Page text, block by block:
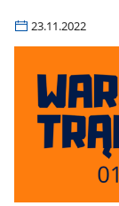
23.11.2022